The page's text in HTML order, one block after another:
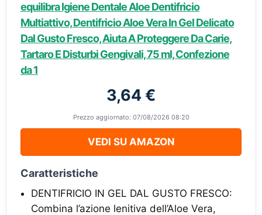
equilibra Igiene Dentale Aloe Dentifricio
Multiattivo, Dentifricio Aloe Vera In Gel Delicato
Dal Gusto Fresco, Aiuta A Proteggere Da Carie,
Tartaro E Disturbi Gengivali, 75 ml, Confezione
da 1
3,64 €
Prezzo aggiornato: 07/08/2026 08:20
VEDI SU AMAZON
Caratteristiche
DENTIFRICIO IN GEL DAL GUSTO FRESCO:
Combina l’azione lenitiva dell’Aloe Vera,